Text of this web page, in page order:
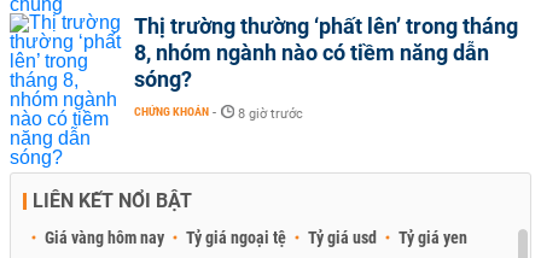
Thị trường thường ‘phất lên’ trong tháng
8, nhóm ngành nào có tiềm năng dẫn
sóng?
CHỨNG KHOÁN - 8 giờ trước
LIÊN KẾT NỔI BẬT
Giá vàng hôm nay Tỷ giá ngoại tệ Tỷ giá usd Tỷ giá yen